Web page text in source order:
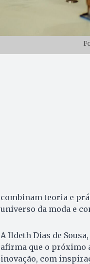
combinam teoria e
universo da moda e
A Ildeth Dias de
afirma que o próximo
inovação, com